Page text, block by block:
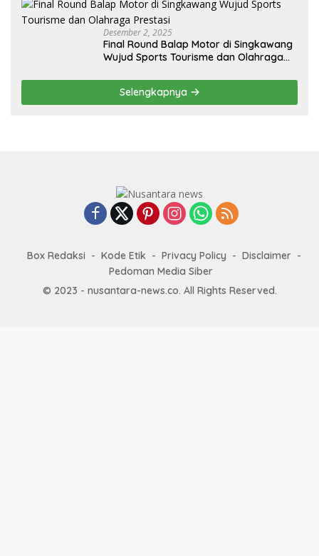
Desember 2, 2025
Final Round Balap Motor di Singkawang
Wujud Sports Tourisme dan Olahraga
Selengkapnya
Box Redaksi Kode Etik Privacy Policy
Disclaimer
Pedoman Media Siber
© 2023 - nusantara-news.co. All Rights Reserved.